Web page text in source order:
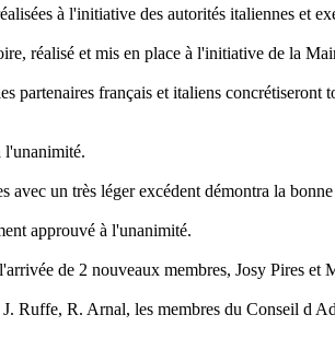
à l'initiative des autorités italiennes et
réalisé et mis en place à l'initiative de la
partenaires français et italiens
l'unanimité.
avec un très léger excédent démontra la
approuvé à l'unanimité.
de 2 nouveaux membres, Josy Pires et
Ruffe, R. Arnal, les membres du Conseil d